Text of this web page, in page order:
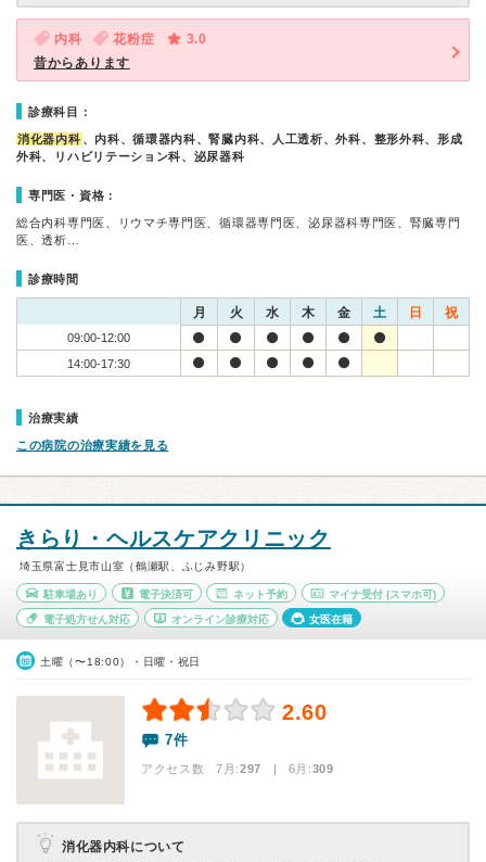
内科 花粉症
3.0
昔からあります
診療科目：
消化器内科 、内科、循環器内科、腎臓内科、人工透析、外科、整形外科、形成
外科、リハビリテーション科、泌尿器科
専門医・資格：
総合内科専門医、リウマチ専門医、循環器専門医、泌尿器科専門医、腎臓専門
医、透析…
診療時間
月 火 水 木 金 土 日 祝
09:00-12:00
14:00-17:30
治療実績
この病院の治療実績を見る
きらり・ヘルスケアクリニック
埼玉県富士見市山室（鶴瀬駅、ふじみ野駅）
駐車場あり 電子決済可 ネット予約 マイナ受付 (スマホ可)
電子処方せん対応 オンライン診療対応 女医在籍
土曜（〜18:00）・日曜・祝日
2.60
7件
アクセス数 7月:297 | 6月:309
消化器内科について